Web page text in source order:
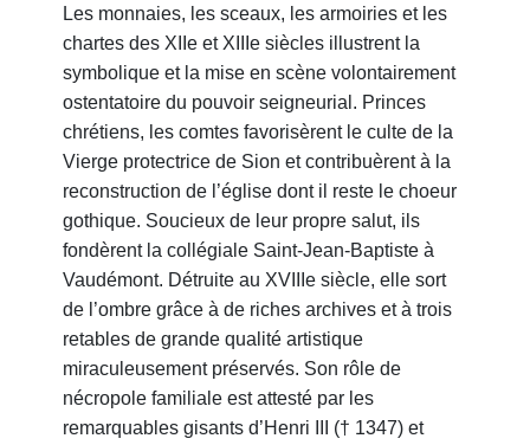
Les monnaies, les sceaux, les armoiries et les
chartes des XIIe et XIIIe siècles illustrent la
symbolique et la mise en scène volontairement
ostentatoire du pouvoir seigneurial. Princes
chrétiens, les comtes favorisèrent le culte de la
Vierge protectrice de Sion et contribuèrent à la
reconstruction de l’église dont il reste le choeur
gothique. Soucieux de leur propre salut, ils
fondèrent la collégiale Saint-Jean-Baptiste à
Vaudémont. Détruite au XVIIIe siècle, elle sort
de l’ombre grâce à de riches archives et à trois
retables de grande qualité artistique
miraculeusement préservés. Son rôle de
nécropole familiale est attesté par les
remarquables gisants d’Henri III († 1347) et